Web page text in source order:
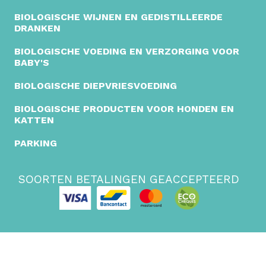
BIOLOGISCHE WIJNEN EN GEDISTILLEERDE
DRANKEN
BIOLOGISCHE VOEDING EN VERZORGING VOOR
BABY'S
BIOLOGISCHE DIEPVRIESVOEDING
BIOLOGISCHE PRODUCTEN VOOR HONDEN EN
KATTEN
PARKING
SOORTEN BETALINGEN GEACCEPTEERD